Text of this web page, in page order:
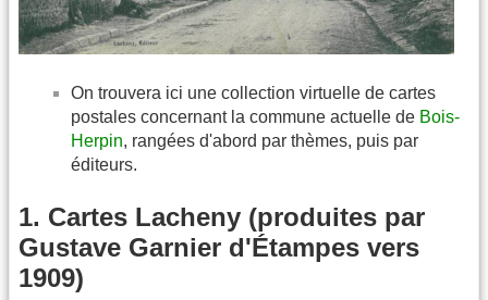
On trouvera ici une collection virtuelle de cartes
postales concernant la commune actuelle de Bois-
Herpin, rangées d'abord par thèmes, puis par
éditeurs.
1. Cartes Lacheny (produites par
Gustave Garnier d'Étampes vers
1909)